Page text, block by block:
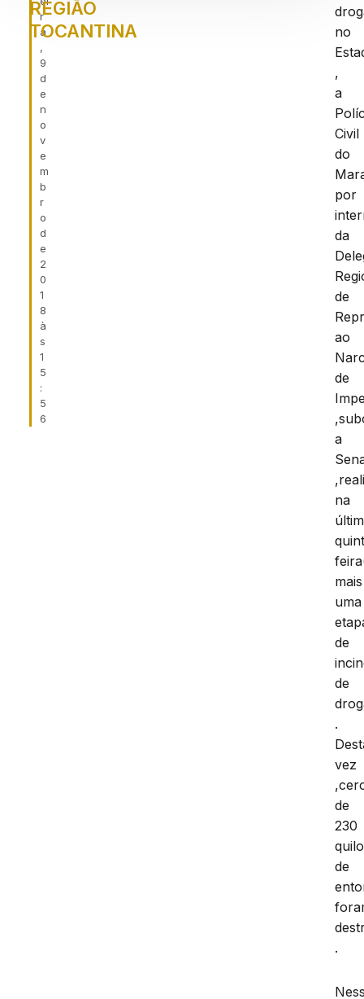
r
a
,
9
d
e
n
o
v
e
m
b
r
o
d
e
2
0
1
8
à
s
1
5
:
5
6
REGIÃO
TOCANTINA
no
,
a
Civil
do
por
da
de
ao
de
a
na
mais
uma
de
de
.
vez
de
230
de
.